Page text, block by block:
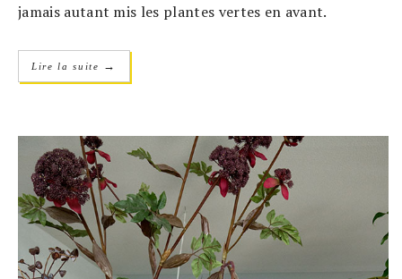
jamais autant mis les plantes vertes en avant.
Lire la suite →